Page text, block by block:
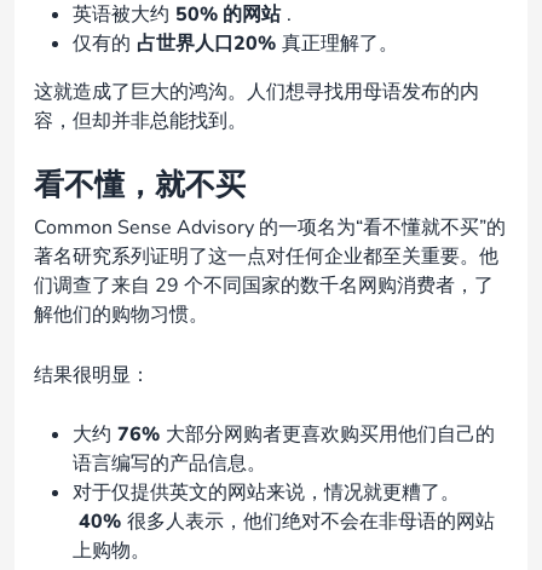
英语被大约 50% 的网站 .
仅有的 占世界人口20% 真正理解了。
这就造成了巨大的鸿沟。人们想寻找用母语发布的内
容，但却并非总能找到。
看不懂，就不买
Common Sense Advisory 的一项名为“看不懂就不买”的
著名研究系列证明了这一点对任何企业都至关重要。他
们调查了来自 29 个不同国家的数千名网购消费者，了
解他们的购物习惯。
结果很明显：
大约 76% 大部分网购者更喜欢购买用他们自己的
语言编写的产品信息。
对于仅提供英文的网站来说，情况就更糟了。
40% 很多人表示，他们绝对不会在非母语的网站
上购物。